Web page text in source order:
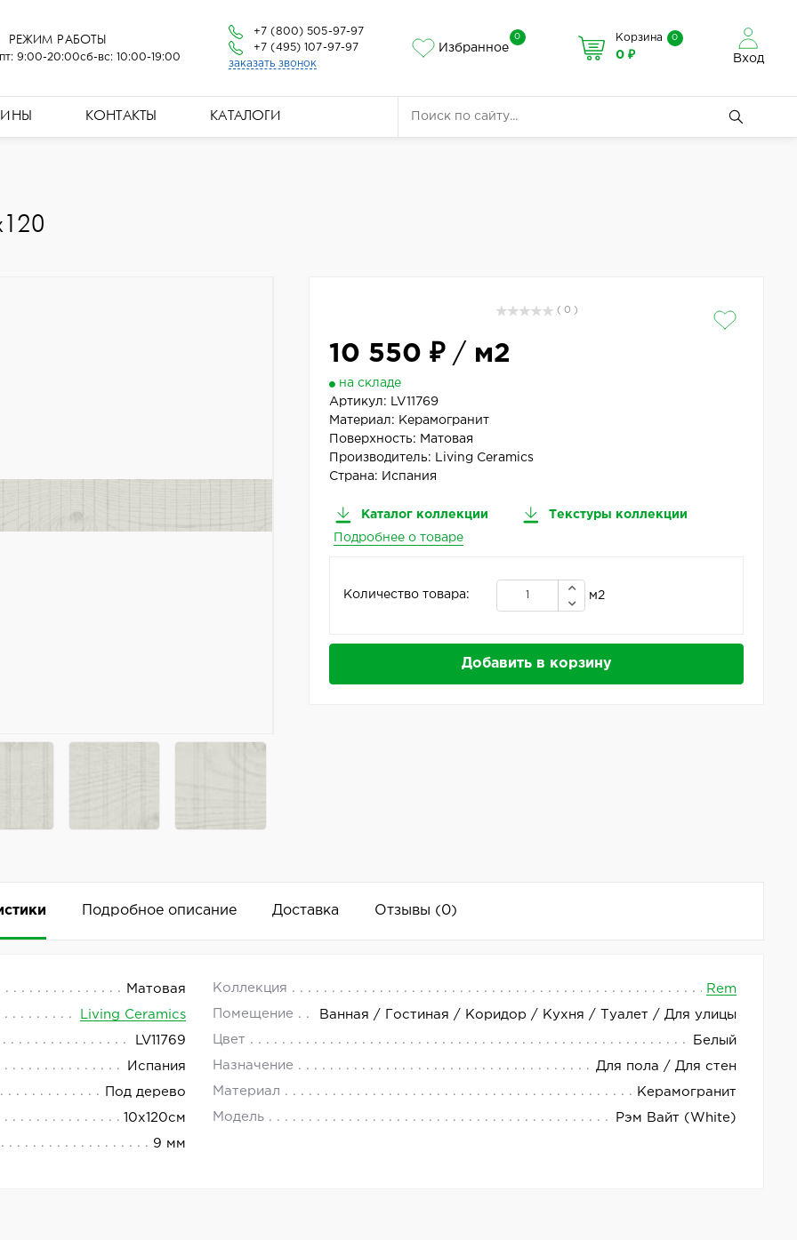
РЕЖИМ РАБОТЫ
9:00-20:00сб-вс: 10:00-19:00
+7 (800) 505-97-97
+7 (495) 107-97-97
заказать звонок
Избранное
0 Корзина 0
0 ₽ Вход
КОНТАКТЫ КАТАЛОГИ
( 0 )
10 550 ₽/ м2
на складе
Артикул:
LV11769
Материал: Керамогранит
Поверхность: Матовая
Производитель:
Living Ceramics
Страна: Испания
Каталог коллекции Текстуры коллекции
Подробнее о товаре
Количество товара: м2
Добавить в корзину
Подробное описание Доставка Отзывы (0)
Матовая Коллекция Rem
Living Ceramics Помещение Ванная / Гостиная / Коридор / Кухня / Туалет / Для улицы
LV11769 Цвет Белый
Испания Назначение Для пола / Для стен
Под дерево Материал Керамогранит
10x120см Модель Рэм Вайт (White)
9 мм
Living Ceramics представляет коллекцию Rem. Артикул плитки — LV11769.
и стильным дизайном. Он станет отличным выбором для создания современного интерьера. Благодаря
Rem White идеально подходит для отделки как внутренних, так и внешних поверхностей.
Добавить комментарий